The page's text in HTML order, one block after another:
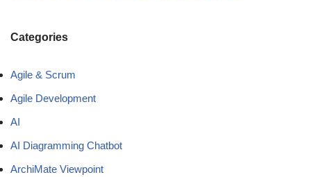
Categories
Agile & Scrum
Agile Development
AI
AI Diagramming Chatbot
ArchiMate Viewpoint